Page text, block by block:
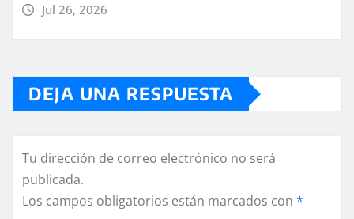
Jul 26, 2026
DEJA UNA RESPUESTA
Tu dirección de correo electrónico no será
publicada.
Los campos obligatorios están marcados con *